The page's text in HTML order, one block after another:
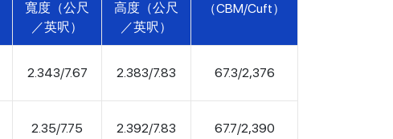
（CBM/Cuft）
寬度（公尺
／英呎）
高度（公尺
／英呎）
2.343/7.67 2.383/7.83 67.3/2,376
2.35/7.75 2.392/7.83 67.7/2,390